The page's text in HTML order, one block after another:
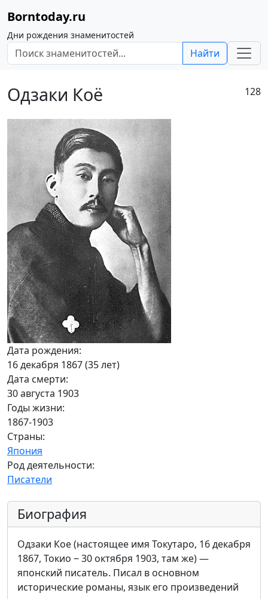
Borntoday.ru
Дни рождения знаменитостей
Найти
Одзаки Коё 128
Дата рождения:
16 декабря 1867 (35 лет)
Дата смерти:
30 августа 1903
Годы жизни:
1867-1903
Страны:
Япония
Род деятельности:
Писатели
Биография
Одзаки Кое (настоящее имя Токутаро, 16 декабря
1867, Токио ‒ 30 октября 1903, там же) —
японский писатель. Писал в основном
исторические романы, язык его произведений